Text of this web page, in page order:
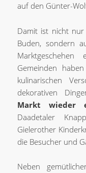
auf den Günter-
Damit ist nicht
Buden, sondern
Marktgeschehen
Gemeinden
kulinarischen
dekorativen
Markt wieder
Daadetaler
Gielerother
die Besucher und
Neben